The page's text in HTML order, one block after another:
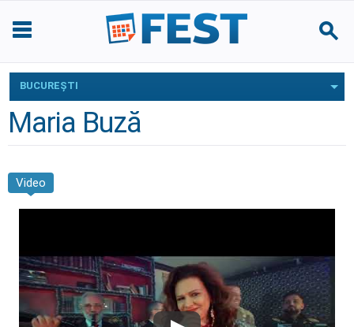
BUCUREŞTI
Maria Buză
Video